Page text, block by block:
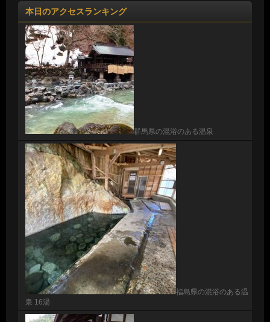
本日のアクセスランキング
群馬県の混浴のある温泉
福島県の混浴のある温
泉 16湯